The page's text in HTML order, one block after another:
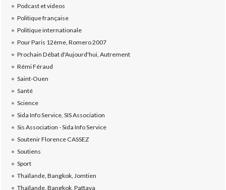
Podcast et videos
Politique française
Politique internationale
Pour Paris 12ème, Romero 2007
Prochain Débat d'Aujourd'hui, Autrement
Rémi Féraud
Saint-Ouen
Santé
Science
Sida Info Service, SIS Association
Sis Association - Sida Info Service
Soutenir Florence CASSEZ
Soutiens
Sport
Thaïlande, Bangkok, Jomtien
Thaïlande, Bangkok, Pattaya